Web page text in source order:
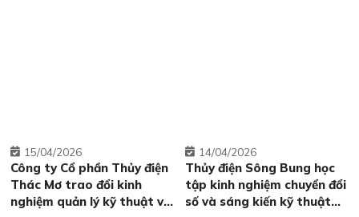
Công ty Cổ phần Thủy điện
Thác Mơ trao đổi kinh
nghiệm quản lý kỹ thuật và
15 04/2026
Thủy điện Sông Bung học
tập kinh nghiệm chuyển đổi
số và sáng kiến kỹ thuật
14 04/2026